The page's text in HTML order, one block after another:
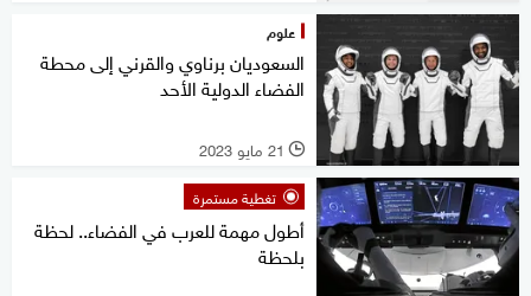
علوم
السعوديان برناوي والقرني إلى محطة
الفضاء الدولية الأحد
l 21 مايو 2023
تغطية مستمرة
أطول مهمة للعرب في الفضاء.. لحظة
بلحظة